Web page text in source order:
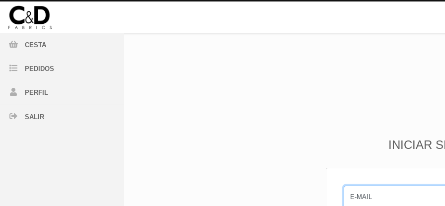
CESTA
PEDIDOS
PERFIL
SALIR
INICIAR
E-MAIL